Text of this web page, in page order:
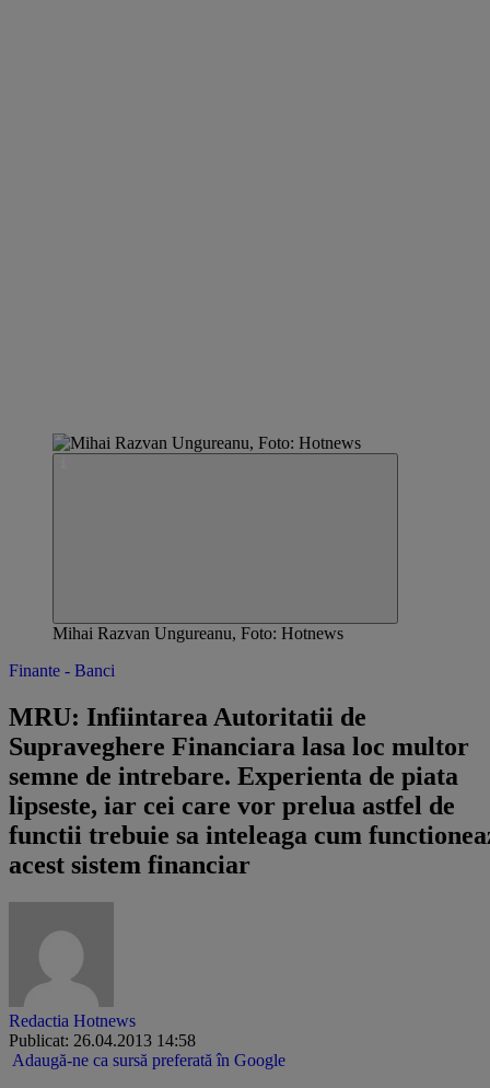
Mihai Razvan Ungureanu, Foto: Hotnews
Finante - Banci
MRU: Infiintarea Autoritatii de
Supraveghere Financiara lasa loc multor
semne de intrebare. Experienta de piata
lipseste, iar cei care vor prelua astfel de
functii trebuie sa inteleaga cum
acest sistem financiar
Redactia Hotnews
Publicat: 26.04.2013 14:58
Adaugă-ne ca sursă preferată în Google